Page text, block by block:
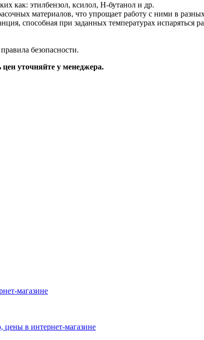
как: этилбензол, ксилол, Н-бутанол и др.
материалов, что упрощает работу с ними в
способная при заданных температурах испаряться
безопасности.
уточняйте у менеджера.